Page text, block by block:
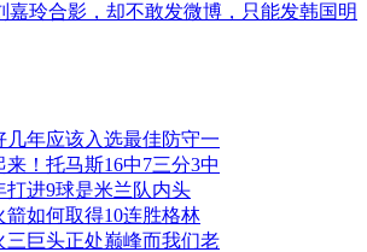
嘉玲合影，却不敢发微博，只能发韩国明
几年应该入选最佳防守一
！托马斯16中7三分3中
打进9球是米兰队内头
箭如何取得10连胜格林
三巨头正处巅峰而我们老